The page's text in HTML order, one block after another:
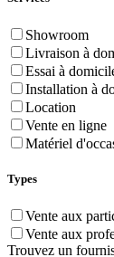
Showroom
Livraison à
Essai à
Installation à
Location
Vente en ligne
Matériel
Types
Vente aux
Vente aux
Trouvez un